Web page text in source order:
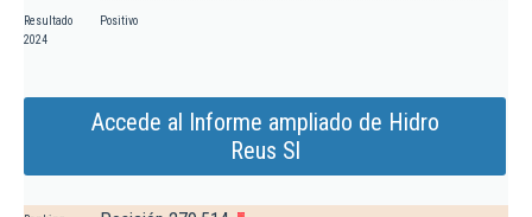
Resultado
2024
Positivo
Accede al Informe ampliado de Hidro
Reus Sl